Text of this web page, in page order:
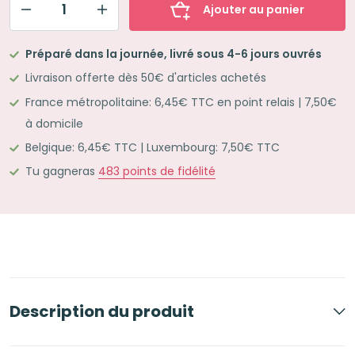
Coffret
cadeau
Créer
de
jolies
fiches
Ajouter au panier
Préparé dans la journée, livré sous 4-6 jours ouvrés
Livraison offerte dès 50€ d'articles achetés
France métropolitaine: 6,45€ TTC en point relais | 7,50€
à domicile
Belgique: 6,45€ TTC | Luxembourg: 7,50€ TTC
Tu gagneras 483 points de fidélité
Description du produit